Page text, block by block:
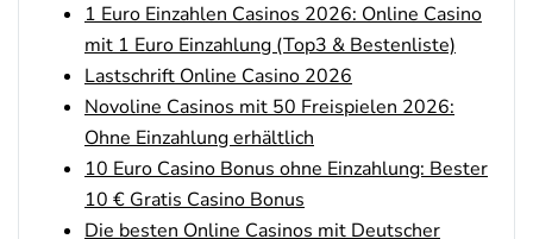
Betano Bonus
100% bis zu 80€
AGB gelten
4.8
Interwetten Bonus
100% bis 100€ Neukundenbonus
AGB gelten
Bwin Bonus
1 Euro Einzahlen Casinos 2026: Online Casino
mit 1 Euro Einzahlung (Top3 & Bestenliste)
Lastschrift Online Casino 2026
Novoline Casinos mit 50 Freispielen 2026:
Ohne Einzahlung erhältlich
10 Euro Casino Bonus ohne Einzahlung: Bester
10 € Gratis Casino Bonus
Die besten Online Casinos mit Deutscher